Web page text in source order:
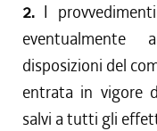
2. I
disposizioni del
entrata in vigore
salvi a tutti gli